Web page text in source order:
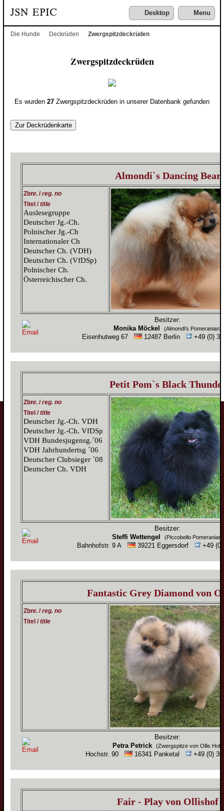
Desktop Menu
Die Hunde Deckrüden Zwergspitzdeckrüden
Zwergspitzdeckrüden
Es wurden 27 Zwergspitzdeckrüden in unserer Datenbank gefunden
Zur Deckrüdenkarte
Almondi`s Dancing Bear
Zbnr. /reg. no
Titel /title
Auslesegruppe
Deutscher Jg.-Ch.
Polnischer Jg.-Ch
Internationaler Ch
Deutscher Ch. (VDH)
Deutscher Ch. (VfDSp)
Polnischer Ch.
Österreichischer Ch.
Besitzer:
Monika Möckel
(Almondi's Pomeranian)
Eisenhutweg 67 12487 Berlin +49 (0)
Petit Pom`s Black
Zbnr. /reg. no
Titel /title
Deutscher Jg.-Ch. VDH
Deutscher Jg.-Ch. VfDSp
VDH Bundesjugensg.´06
VDH Jahrhundertsg ´06
Deutscher Clubsieger ´08
Deutscher Ch. VDH
Besitzer:
Steffi Wettengel
(Piccobello Pomeranian)
Bahnhofstr. 9 A 39221 Eggersdorf +49 (0)
Fantastic Grey Diamond von
Zbnr. /reg. no
Titel /title
Besitzer:
Petra Petrick
(Zwergspitze von Ollis Hof)
Hochstr. 90 16341 Panketal +49 (0)
Fair - Play von Ollishof